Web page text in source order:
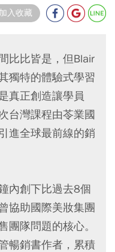
加入收藏
比比皆是，但Blair
獨特的體驗式學習
真正創造讓學員
台灣課程由苓業國
進全球最前線的銷
內創下比過去8個
協助國際美妝集團
團隊問題的核心。
暢銷書作者，累積